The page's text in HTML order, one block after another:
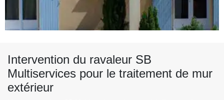
Intervention du ravaleur SB
Multiservices pour le traitement de mur
extérieur